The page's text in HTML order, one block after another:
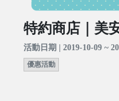
特約商店｜美
活動日期 | 2019-10-09 ~
優惠活動